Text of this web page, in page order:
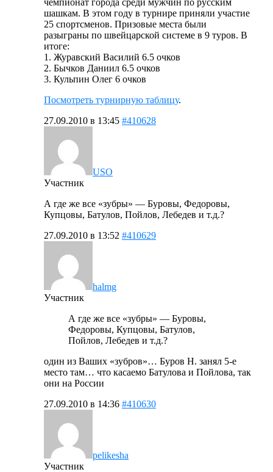
шашкам. В этом году в турнире приняли участие
25 спортсменов. Призовые места были
разыграны по швейцарской системе в 9 туров. В
итоге:
1. Журавский Василий 6.5 очков
2. Бычков Даниил 6.5 очков
3. Кульпин Олег 6 очков
Посмотреть турнирную таблицу.
27.09.2010 в 13:45 #410628
USO
Участник
А где же все «зубры» — Буровы, Федоровы,
Купцовы, Батулов, Пойлов, Лебедев и т.д.?
27.09.2010 в 13:52 #410629
halmg
Участник
А где же все «зубры» — Буровы,
Федоровы, Купцовы, Батулов,
Пойлов, Лебедев и т.д.?
один из Ваших «зубров»… Буров Н. занял 5-е
место там… что касаемо Батулова и Пойлова, так
они на России
27.09.2010 в 14:36 #410630
pelikesha
Участник